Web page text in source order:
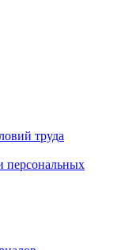
труда
персональных